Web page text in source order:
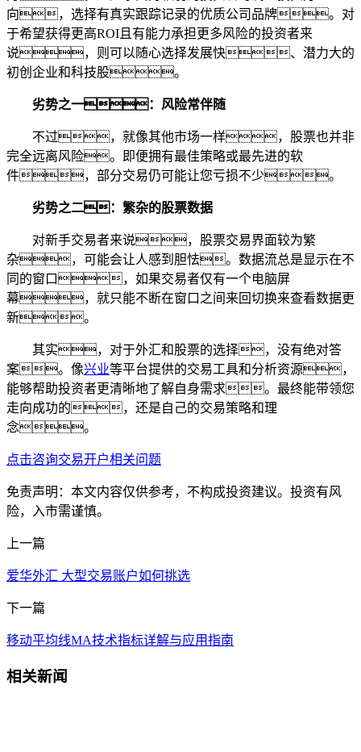
向，选择有真实跟踪记录的优质公司品牌。对
于希望获得更高ROI且有能力承担更多风险的投资者来
说，则可以随心选择发展快、潜力大的
初创企业和科技股。
劣势之一：风险常伴随
不过，就像其他市场一样，股票也并非
完全远离风险。即便拥有最佳策略或最先进的软
件，部分交易仍可能让您亏损不少。
劣势之二：繁杂的股票数据
对新手交易者来说，股票交易界面较为繁
杂，可能会让人感到胆怯。数据流总是显示在不
同的窗口，如果交易者仅有一个电脑屏
幕，就只能不断在窗口之间来回切换来查看数据更
新。
其实，对于外汇和股票的选择，没有绝对答
案。像兴业等平台提供的交易工具和分析资源，
能够帮助投资者更清晰地了解自身需求。最终能带领您
走向成功的，还是自己的交易策略和理
念。
点击咨询交易开户相关问题
免责声明：本文内容仅供参考，不构成投资建议。投资有风
险，入市需谨慎。
上一篇
爱华外汇 大型交易账户如何挑选
下一篇
移动平均线MA技术指标详解与应用指南
相关新闻